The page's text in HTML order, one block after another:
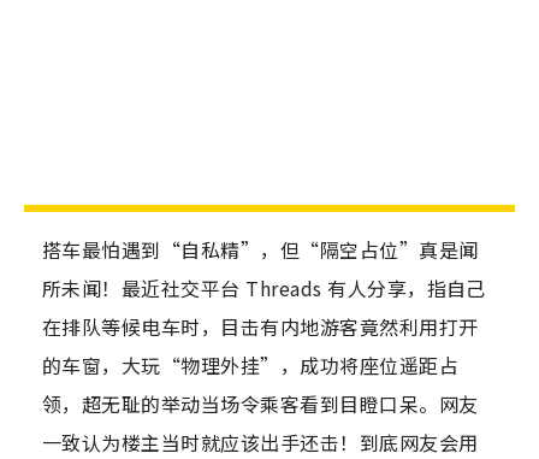
搭车最怕遇到“自私精”，但“隔空占位”真是闻
所未闻！最近社交平台 Threads 有人分享，指自己
在排队等候电车时，目击有内地游客竟然利用打开
的车窗，大玩“物理外挂”，成功将座位遥距占
领，超无耻的举动当场令乘客看到目瞪口呆。网友
一致认为楼主当时就应该出手还击！到底网友会用